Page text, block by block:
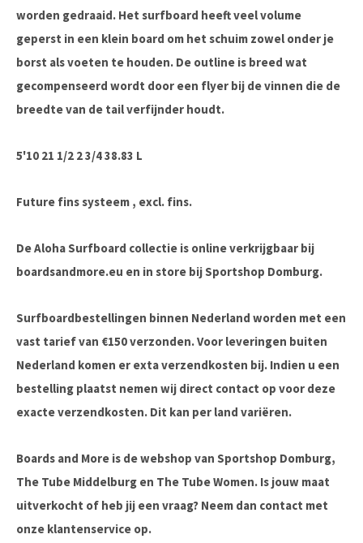
worden gedraaid. Het surfboard heeft veel volume
geperst in een klein board om het schuim zowel onder je
borst als voeten te houden. De outline is breed wat
gecompenseerd wordt door een flyer bij de vinnen die de
breedte van de tail verfijnder houdt.
5'10 21 1/2 2 3/4 38.83 L
Future fins systeem , excl. fins.
De Aloha Surfboard collectie is online verkrijgbaar bij
boardsandmore.eu en in store bij Sportshop Domburg.
Surfboardbestellingen binnen Nederland worden met een
vast tarief van €150 verzonden. Voor leveringen buiten
Nederland komen er exta verzendkosten bij. Indien u een
bestelling plaatst nemen wij direct contact op voor deze
exacte verzendkosten. Dit kan per land variëren.
Boards and More is de webshop van Sportshop Domburg,
The Tube Middelburg en The Tube Women. Is jouw maat
uitverkocht of heb jij een vraag? Neem dan contact met
onze klantenservice op.